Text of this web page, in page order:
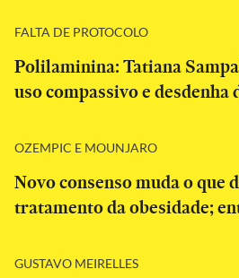
FALTA DE PROTOCOLO
Polilaminina: Tatiana
uso compassivo e desdenha
OZEMPIC E MOUNJARO
Novo consenso muda o que
tratamento da obesidade;
GUSTAVO MEIRELLES